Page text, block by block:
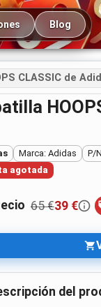
Blog
CLASSIC de
Marca: Adidas
P/
agotada
65 €39 €
del